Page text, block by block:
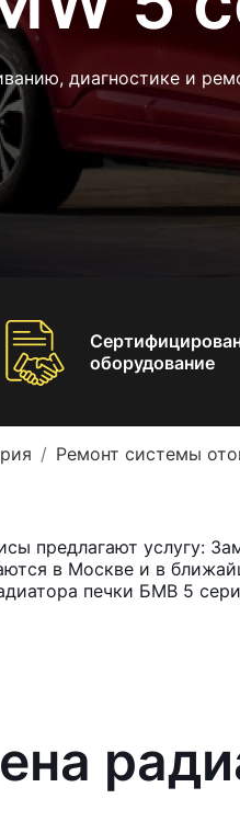
диагностике и
оборудование
Ремонт системы
предлагают услугу:
в Москве и в
печки БМВ 5